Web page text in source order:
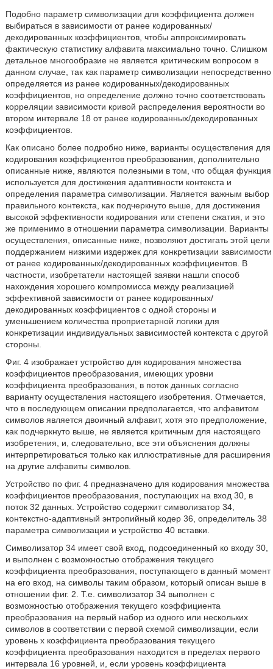
Подобно параметр символизации для коэффициента должен
выбираться в зависимости от ранее кодированных/
декодированных коэффициентов, чтобы аппроксимировать
фактическую статистику алфавита максимально точно. Слишком
детальное многообразие не является критическим вопросом в
данном случае, так как параметр символизации непосредственно
определяется из ранее кодированных/декодированных
коэффициентов, но определение должно точно соответствовать
корреляции зависимости кривой распределения вероятности во
втором интервале 18 от ранее кодированных/декодированных
коэффициентов.
Как описано более подробно ниже, варианты осуществления для
кодирования коэффициентов преобразования, дополнительно
описанные ниже, являются полезными в том, что общая функция
используется для достижения адаптивности контекста и
определения параметра символизации. Является важным выбор
правильного контекста, как подчеркнуто выше, для достижения
высокой эффективности кодирования или степени сжатия, и это
же применимо в отношении параметра символизации. Варианты
осуществления, описанные ниже, позволяют достигать этой цели
поддержанием низкими издержек для конкретизации зависимости
от ранее кодированных/декодированных коэффициентов. В
частности, изобретатели настоящей заявки нашли способ
нахождения хорошего компромисса между реализацией
эффективной зависимости от ранее кодированных/
декодированных коэффициентов с одной стороны и
уменьшением количества проприетарной логики для
конкретизации индивидуальных зависимостей контекста с другой
стороны.
Фиг. 4 изображает устройство для кодирования множества
коэффициентов преобразования, имеющих уровни
коэффициента преобразования, в поток данных согласно
варианту осуществления настоящего изобретения. Отмечается,
что в последующем описании предполагается, что алфавитом
символов является двоичный алфавит, хотя это предположение,
как подчеркнуто выше, не является критичным для настоящего
изобретения, и, следовательно, все эти объяснения должны
интерпретироваться только как иллюстративные для расширения
на другие алфавиты символов.
Устройство по фиг. 4 предназначено для кодирования множества
коэффициентов преобразования, поступающих на вход 30, в
поток 32 данных. Устройство содержит символизатор 34,
контекстно-адаптивный энтропийный кодер 36, определитель 38
параметра символизации и устройство 40 вставки.
Символизатор 34 имеет свой вход, подсоединенный ко входу 30,
и выполнен с возможностью отображения текущего
коэффициента преобразования, поступающего в данный момент
на его вход, на символы таким образом, который описан выше в
отношении фиг. 2. Т.е. символизатор 34 выполнен с
возможностью отображения текущего коэффициента
преобразования на первый набор из одного или нескольких
символов в соответствии с первой схемой символизации, если
уровень x коэффициента преобразования текущего
коэффициента преобразования находится в пределах первого
интервала 16 уровней, и, если уровень коэффициента